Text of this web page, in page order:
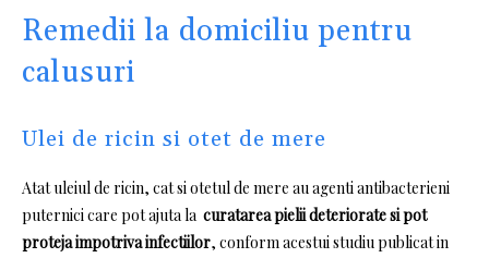
Remedii la domiciliu pentru
calusuri
Ulei de ricin si otet de mere
Atat uleiul de ricin, cat si otetul de mere au agenti antibacterieni
puternici care pot ajuta la curatarea pielii deteriorate si pot
proteja impotriva infectiilor, conform acestui studiu publicat in